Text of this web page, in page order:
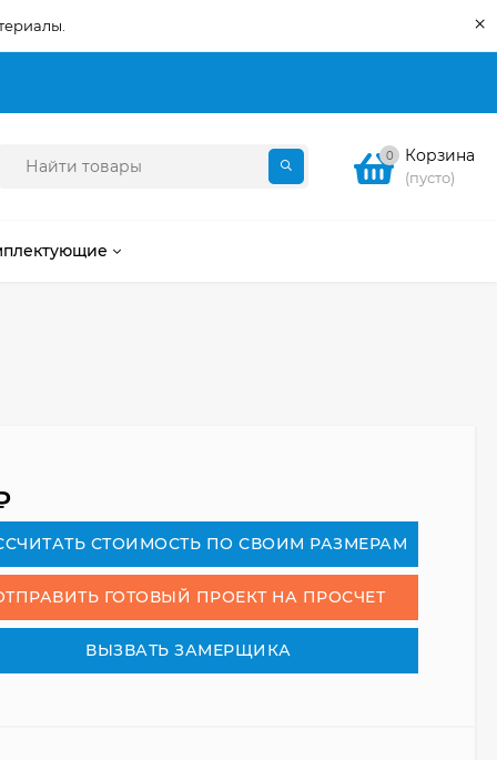
×
0 Корзина
(пусто)
СТОИМОСТЬ ПО СВОИМ РАЗМЕРАМ
ГОТОВЫЙ ПРОЕКТ НА ПРОСЧЕТ
ВЫЗВАТЬ ЗАМЕРЩИКА